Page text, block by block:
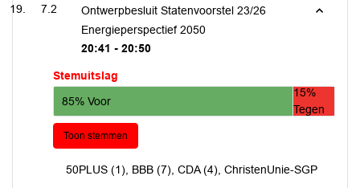
7.2
Ontwerpbesluit Statenvoorstel 23/26
Energieperspectief 2050
20:41 - 20:50
Stemuitslag
85% Voor
15%
Tegen
Toon stemmen
50PLUS (1), BBB (7), CDA (4), ChristenUnie-SGP